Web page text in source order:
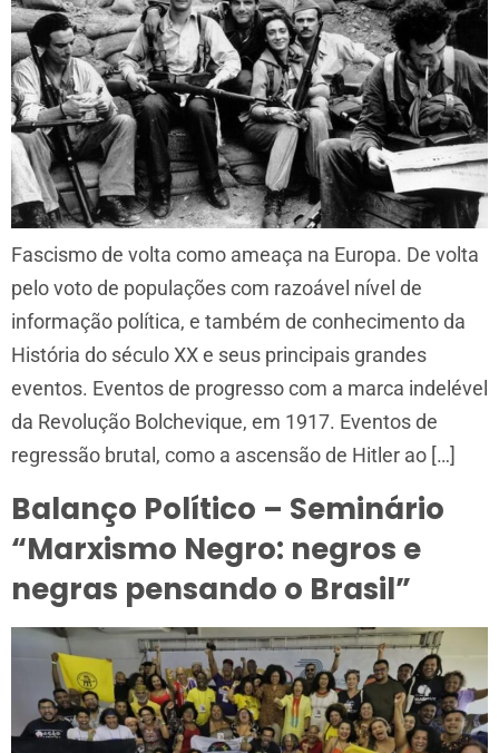
Fascismo de volta como ameaça na Europa. De volta
pelo voto de populações com razoável nível de
informação política, e também de conhecimento da
História do século XX e seus principais grandes
eventos. Eventos de progresso com a marca indelével
da Revolução Bolchevique, em 1917. Eventos de
regressão brutal, como a ascensão de Hitler ao […]
Balanço Político – Seminário
“Marxismo Negro: negros e
negras pensando o Brasil”